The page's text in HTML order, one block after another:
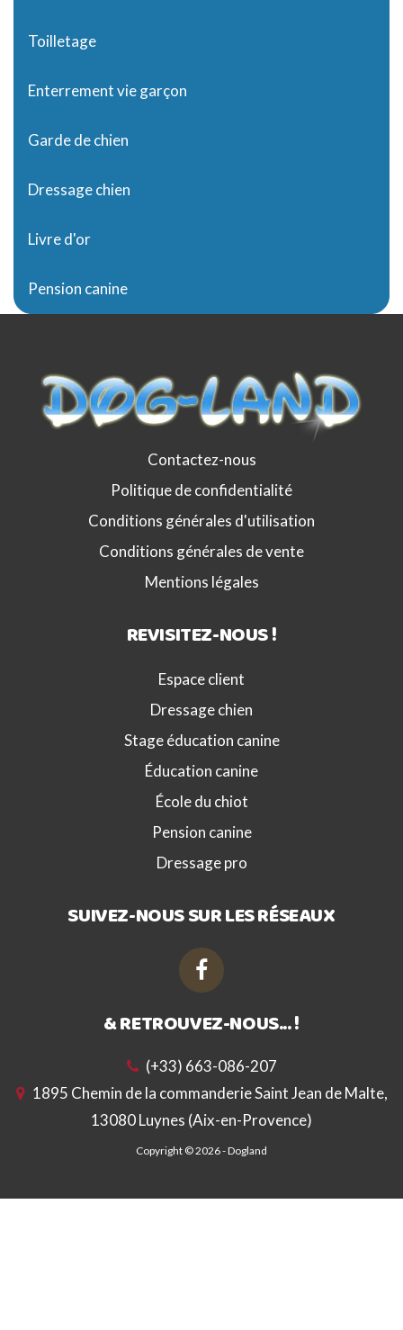
Toilletage
Enterrement vie garçon
Garde de chien
Dressage chien
Livre d'or
Pension canine
Contactez-nous
Politique de confidentialité
Conditions générales d'utilisation
Conditions générales de vente
Mentions légales
REVISITEZ-NOUS !
Espace client
Dressage chien
Stage éducation canine
Éducation canine
École du chiot
Pension canine
Dressage pro
SUIVEZ-NOUS SUR LES RÉSEAUX
& RETROUVEZ-NOUS... !
(+33) 663-086-207
1895 Chemin de la commanderie Saint Jean de Malte,
13080 Luynes (Aix-en-Provence)
Copyright © 2026 -Dogland